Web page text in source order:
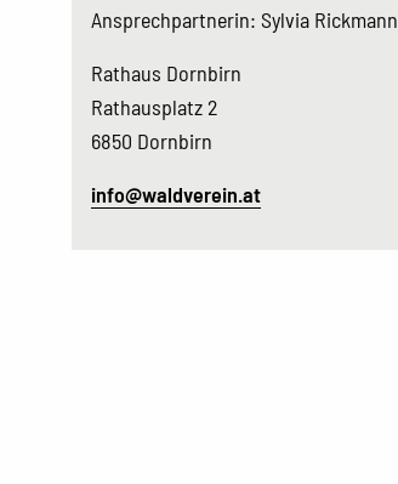
Ansprechpartnerin: Sylvia Rickmann
Rathaus Dornbirn
Rathausplatz 2
6850 Dornbirn
info@waldverein.at